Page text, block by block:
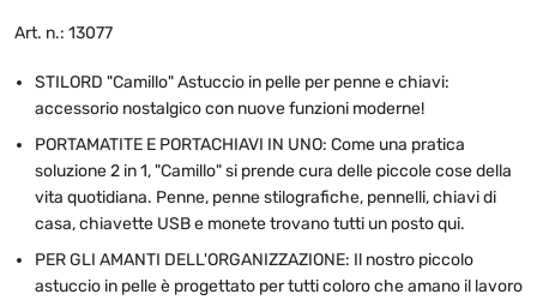
Art. n.: 13077
STILORD "Camillo" Astuccio in pelle per penne e chiavi:
accessorio nostalgico con nuove funzioni moderne!
PORTAMATITE E PORTACHIAVI IN UNO: Come una pratica
soluzione 2 in 1, "Camillo" si prende cura delle piccole cose della
vita quotidiana. Penne, penne stilografiche, pennelli, chiavi di
casa, chiavette USB e monete trovano tutti un posto qui.
PER GLI AMANTI DELL'ORGANIZZAZIONE: Il nostro piccolo
astuccio in pelle è progettato per tutti coloro che amano il lavoro